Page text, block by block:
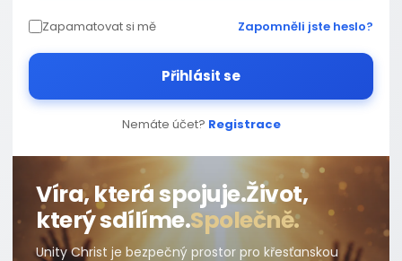
Zapamatovat si mě Zapomněli jste heslo?
Přihlásit se
Nemáte účet? Registrace
Víra, která spojuje.Život,
který sdílíme.Společně.
Unity Christ je bezpečný prostor pro křesťanskou